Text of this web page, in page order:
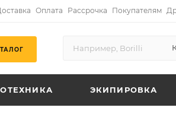
Оплата Рассрочка Покупателям
ЭКИПИРОВКА